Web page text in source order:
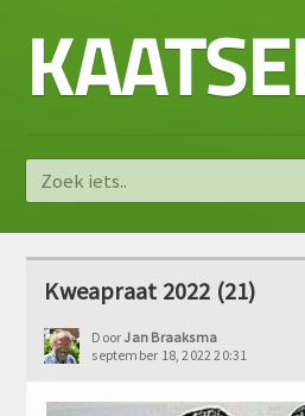
Kweapraat 2022 (21)
DoorJan Braaksma
september 18, 2022 20:31